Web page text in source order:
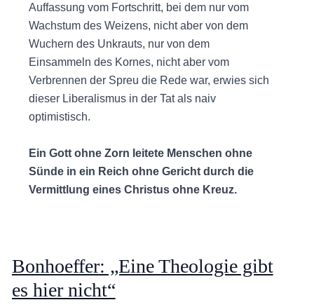
Auffassung vom Fortschritt, bei dem nur vom
Wachstum des Weizens, nicht aber von dem
Wuchern des Unkrauts, nur von dem
Einsammeln des Kornes, nicht aber vom
Verbrennen der Spreu die Rede war, erwies sich
dieser Liberalismus in der Tat als naiv
optimistisch.
Ein Gott ohne Zorn leitete Menschen ohne
Sünde in ein Reich ohne Gericht durch die
Vermittlung eines Christus ohne Kreuz.
Bonhoeffer: „Eine Theologie gibt
es hier nicht“